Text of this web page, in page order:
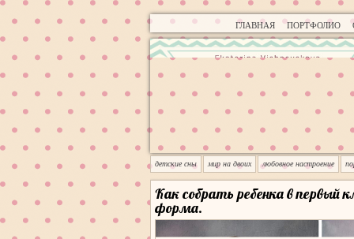
ГЛАВНАЯ ПОРТФОЛИО
детские сны мир на двоих любовное настроение
Как собрать ребенка в первый
форма.